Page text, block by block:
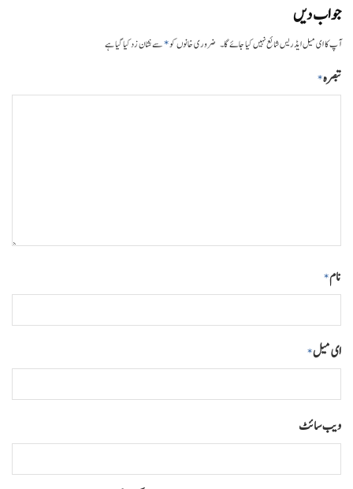
جواب دیں
آپ کا ای میل ایڈریس شائع نہیں کیا جائے گا۔ ضروری خانوں کو*سے نشان زد کیا گیا ہے
تبصرہ*
نام*
ای میل*
ویب‌ سائٹ